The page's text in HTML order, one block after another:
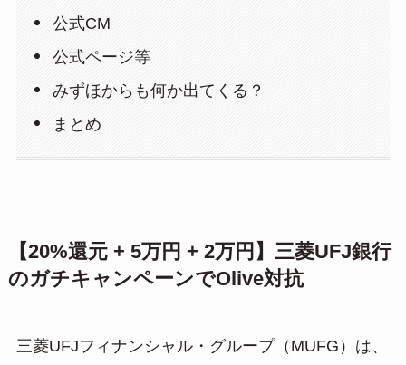
公式CM
公式ページ等
みずほからも何か出てくる？
まとめ
【20%還元 + 5万円 + 2万円】三菱UFJ銀行
のガチキャンペーンでOlive対抗
三菱UFJフィナンシャル・グループ（MUFG）は、